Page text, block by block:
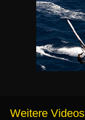
Weitere Videos